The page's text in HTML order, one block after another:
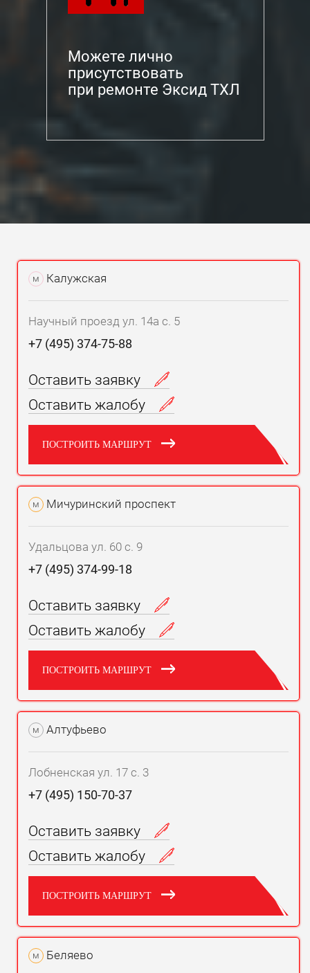
Можете лично
присутствовать
при ремонте Эксид ТХЛ
м Калужская
Научный проезд ул. 14а с. 5
+7 (495) 374-75-88
Оставить заявку
Оставить жалобу
ПОСТРОИТЬ МАРШРУТ
м Мичуринский проспект
Удальцова ул. 60 с. 9
+7 (495) 374-99-18
Оставить заявку
Оставить жалобу
ПОСТРОИТЬ МАРШРУТ
м Алтуфьево
Лобненская ул. 17 с. 3
+7 (495) 150-70-37
Оставить заявку
Оставить жалобу
ПОСТРОИТЬ МАРШРУТ
м Беляево